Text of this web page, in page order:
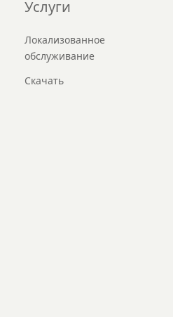
Услуги
Локализованное
обслуживание
Скачать